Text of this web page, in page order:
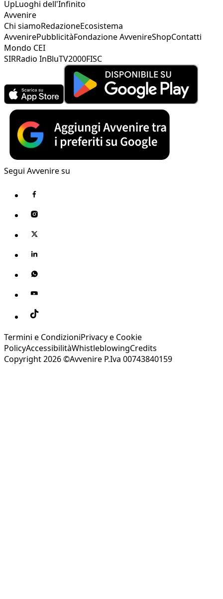
UpLuoghi dell'Infinito
Avvenire
Chi siamoRedazioneEcosistema
AvvenirePubblicitàFondazione AvvenireShopContatti
Mondo CEI
SIRRadio InBluTV2000FISC
Segui Avvenire su
Termini e CondizioniPrivacy e Cookie
PolicyAccessibilitàWhistleblowingCredits
Copyright 2026 ©Avvenire P.Iva 00743840159